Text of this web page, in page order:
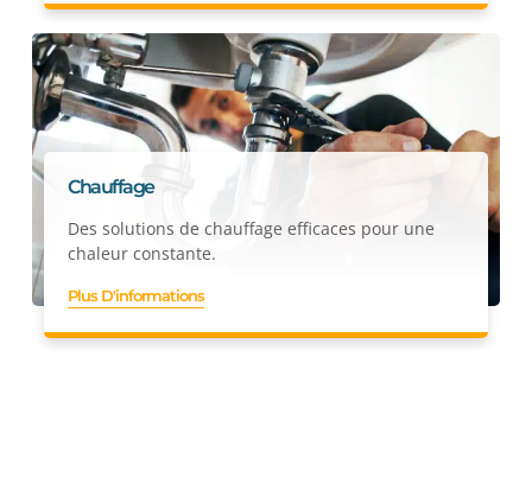
Chauffage
Des solutions de chauffage efficaces pour une
chaleur constante.
Plus D'informations